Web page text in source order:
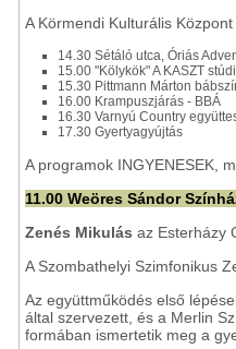
A Körmendi Kulturális
14.30 Sétáló utca, Óriás
15.00 "Kölykök" A KASZT
15.30 Pittmann Márton
16.00 Krampuszjárás - BBÁ
16.30 Varnyú Country
17.30 Gyertyagyújtás
A programok INGYENESEK,
11.00 Weöres Sándor
Zenés Mikulás az Esterházy
A Szombathelyi Szimfonikus
Az együttműködés első
által szervezett, és a Merlin
formában ismertetik meg a